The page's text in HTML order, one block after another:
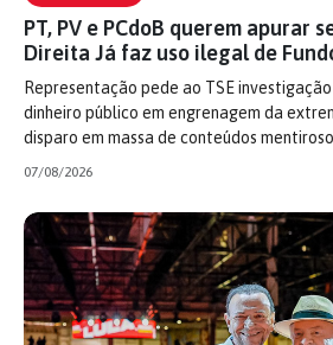
PT, PV e PCdoB querem apurar
Direita Já faz uso ilegal de
Representação pede ao TSE
dinheiro público em engrenagem da
disparo em massa de conteúdos
07/08/2026